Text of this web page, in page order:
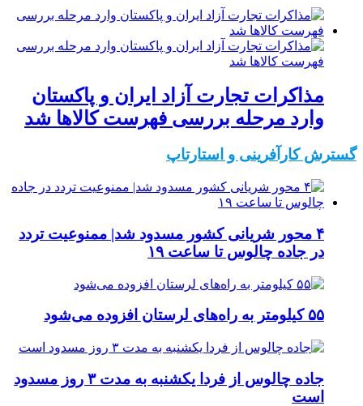
مذاکرات تجارت آزاد ایران و پاکستان
وارد مرحله بررسی فهرست کالاها شد
گسترش کارآفرینی و استارتاپ
۴ محور شریانی کشور مسدود شد| ممنوعیت تردد
در جاده چالوس تا ساعت ۱۹
۵۵ کیلومتر به راه‌های لرستان افزوده می‌شود
جاده چالوس از فردا یکشنبه به مدت ۳ روز مسدود
است